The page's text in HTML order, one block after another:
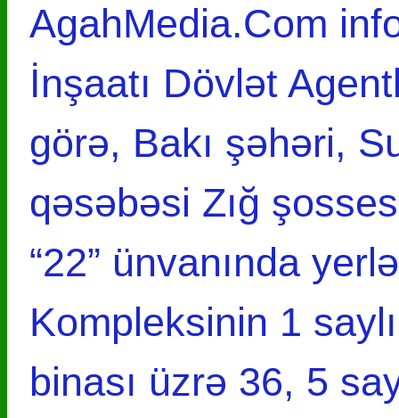
AgahMedia.Com
İnşaatı Dövlət
görə, Bakı şəhəri,
qəsəbəsi Zığ
“22” ünvanında
Kompleksinin 1
binası üzrə 36, 5